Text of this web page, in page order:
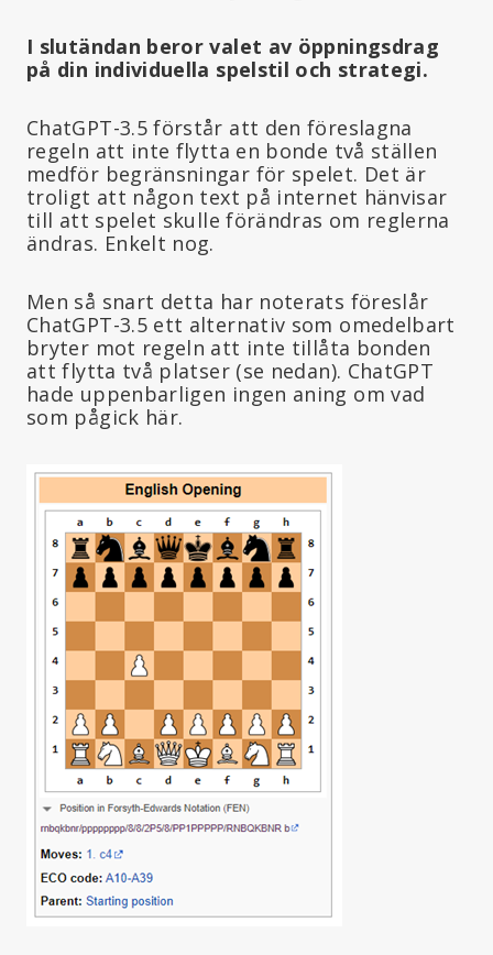
I slutändan beror valet av öppningsdrag
på din individuella spelstil och strategi.
ChatGPT-3.5 förstår att den föreslagna
regeln att inte flytta en bonde två ställen
medför begränsningar för spelet. Det är
troligt att någon text på internet hänvisar
till att spelet skulle förändras om reglerna
ändras. Enkelt nog.
Men så snart detta har noterats föreslår
ChatGPT-3.5 ett alternativ som omedelbart
bryter mot regeln att inte tillåta bonden
att flytta två platser (se nedan). ChatGPT
hade uppenbarligen ingen aning om vad
som pågick här.